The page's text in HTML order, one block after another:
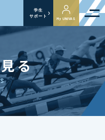
学生
サポート
My UNIVAS
る